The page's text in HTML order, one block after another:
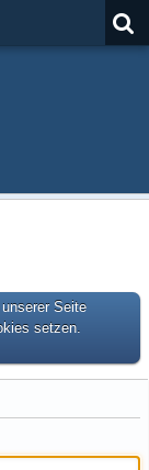
Seite
setzen.